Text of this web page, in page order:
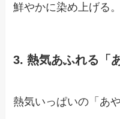
鮮やかに染め上げる。
3. 熱気あふれる「
熱気いっぱいの「あ